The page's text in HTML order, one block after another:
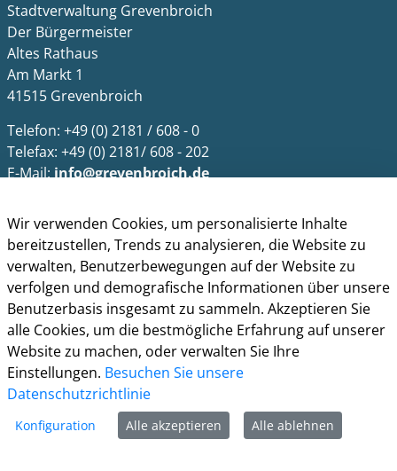
Stadtverwaltung Grevenbroich
Der Bürgermeister
Altes Rathaus
Am Markt 1
41515 Grevenbroich
Telefon: +49 (0) 2181 / 608 - 0
Telefax: +49 (0) 2181/ 608 - 202
E-Mail:info@grevenbroich.de
Allgemein
Montag - Freitag 8.00 - 12.00 Uhr
Donnerstag zusätzl. 14.00 - 17.00 Uhr
Bürgerbüro
Montag 8.00 - 16.00 Uhr
Dienstag 8.00 - 16.00 Uhr
Mittwoch 7.00 - 12.30 Uhr
Donnerstag 9.00 - 18.00 Uhr
Freitag 8.00 - 12.30 Uhr
Wir verwenden Cookies, um personalisierte Inhalte
bereitzustellen, Trends zu analysieren, die Website zu
verwalten, Benutzerbewegungen auf der Website zu
verfolgen und demografische Informationen über unsere
Benutzerbasis insgesamt zu sammeln. Akzeptieren Sie
alle Cookies, um die bestmögliche Erfahrung auf unserer
Website zu machen, oder verwalten Sie Ihre
Einstellungen. Besuchen Sie unsere
Datenschutzrichtlinie
Konfiguration Alle akzeptieren Alle ablehnen